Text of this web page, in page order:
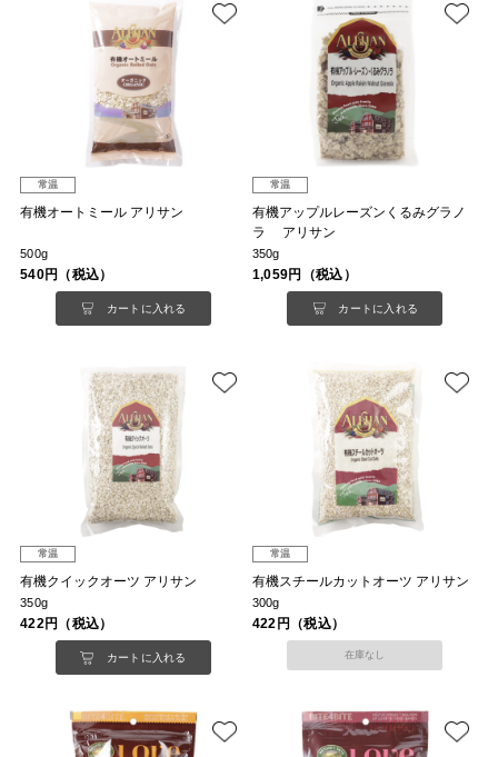
常温
有機オートミール アリサン
500g
540円（税込）
カートに入れる
常温
有機アップルレーズンくるみグラノ
ラ アリサン
350g
1,059円（税込）
カートに入れる
常温
有機クイックオーツ アリサン
350g
422円（税込）
カートに入れる
常温
有機スチールカットオーツ アリサン
300g
422円（税込）
在庫なし